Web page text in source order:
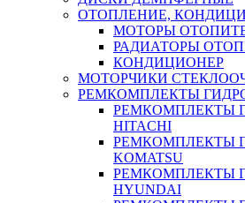
ОТОПЛЕНИЕ,
МОТОРЫ
РАДИАТОРЫ
КОНДИЦИОНЕР
МОТОРЧИКИ
РЕМКОМПЛЕКТЫ
РЕМКОМПЛЕКТЫ
HITACHI
РЕМКОМПЛЕКТЫ
KOMATSU
РЕМКОМПЛЕКТЫ
HYUNDAI